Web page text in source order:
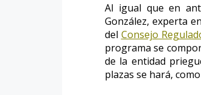
Al igual que en
González, experta
del Consejo
programa se
de la entidad
plazas se hará,